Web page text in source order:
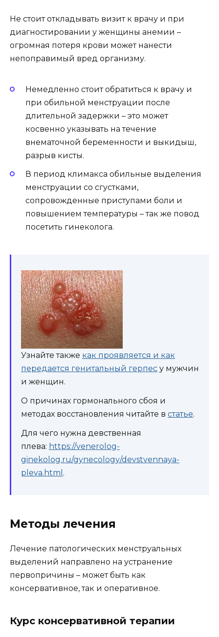
Не стоит откладывать визит к врачу и при
диагностировании у женщины анемии –
огромная потеря крови может нанести
непоправимый вред организму.
Немедленно стоит обратиться к врачу и
при обильной менструации после
длительной задержки – это может
косвенно указывать на течение
внематочной беременности и выкидыш,
разрыв кисты.
В период климакса обильные выделения
менструации со сгустками,
сопровожденные приступами боли и
повышением температуры – так же повод
посетить гинеколога.
Узнайте также как проявляется и как
передается генитальный герпес у мужчин
и женщин.
О причинах гормонального сбоя и
методах восстановления читайте в статье.
Для чего нужна девственная
плева: https://venerolog-
ginekolog.ru/gynecology/devstvennaya-
pleva.html .
Методы лечения
Лечение патологических менструальных
выделений направлено на устранение
первопричины – может быть как
консервативное, так и оперативное.
Курс консервативной терапии